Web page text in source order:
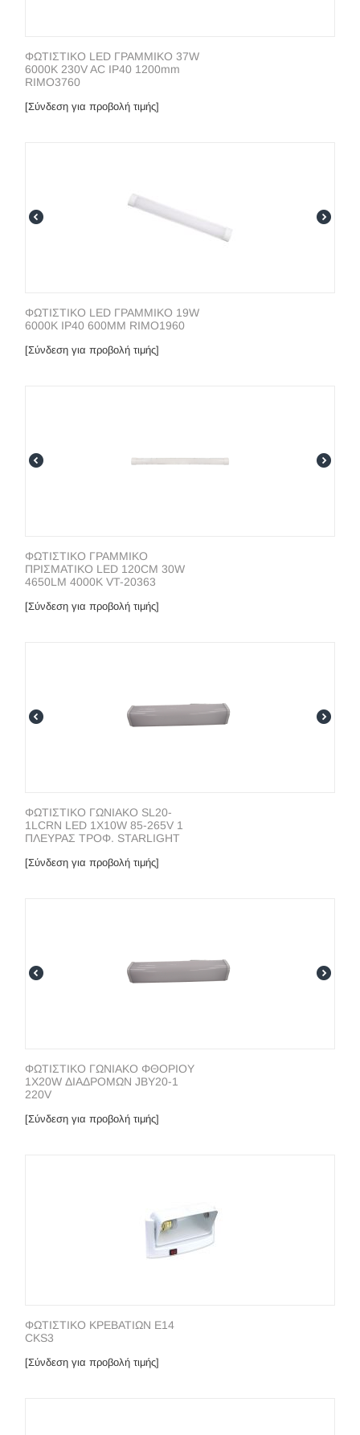
ΦΩΤΙΣΤΙΚΟ LED ΓΡΑΜΜΙΚΟ 37W
6000K 230V AC IP40 1200mm
RIMO3760
[Σύνδεση για προβολή τιμής]
ΦΩΤΙΣΤΙΚΟ LΕD ΓΡΑΜΜΙΚΟ 19W
6000Κ IP40 600MM RIMO1960
[Σύνδεση για προβολή τιμής]
ΦΩΤΙΣΤΙΚΟ ΓΡΑΜΜΙΚΟ
ΠΡΙΣΜΑΤΙΚΟ LED 120CM 30W
4650LM 4000K VT-20363
[Σύνδεση για προβολή τιμής]
ΦΩΤΙΣΤΙΚΟ ΓΩΝΙΑΚΟ SL20-
1LCRN LED 1X10W 85-265V 1
ΠΛΕΥΡΑΣ ΤΡΟΦ. STARLIGHT
[Σύνδεση για προβολή τιμής]
ΦΩΤΙΣΤΙΚΟ ΓΩΝΙΑΚΟ ΦΘΟΡΙΟΥ
1Χ20W ΔΙΑΔΡΟΜΩΝ JBY20-1
220V
[Σύνδεση για προβολή τιμής]
ΦΩΤΙΣΤΙΚΟ ΚΡΕΒΑΤΙΩΝ Ε14
CKS3
[Σύνδεση για προβολή τιμής]